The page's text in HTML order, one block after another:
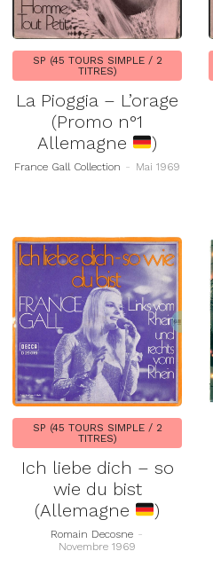
SP (45 TOURS SIMPLE / 2
TITRES)
La Pioggia – L’orage
(Promo n°1
Allemagne
)
France Gall Collection - Mai 1969
SP (45 TOURS SIMPLE / 2
TITRES)
Ich liebe dich – so
wie du bist
(Allemagne
)
Romain Decosne -
Novembre 1969